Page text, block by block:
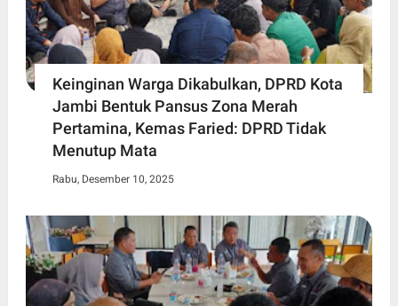
Keinginan Warga Dikabulkan, DPRD Kota
Jambi Bentuk Pansus Zona Merah
Pertamina, Kemas Faried: DPRD Tidak
Menutup Mata
Rabu, Desember 10, 2025